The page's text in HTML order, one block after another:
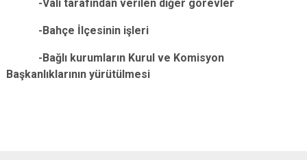
-Vali tarafından verilen diğer görevler
-Bahçe İlçesinin işleri
-Bağlı kurumların Kurul ve Komisyon
Başkanlıklarının yürütülmesi